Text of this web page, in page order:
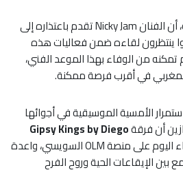
وأوضح المهرجان، في بلاغ له، أن الفنان Nicky Jam تقدم باعتذاره إلى
ينتظرون لقاءه ضمن فعاليات هذه
من الوفاء بهذا الموعد الفني،
في أقرب فرصة ممكنة.
الأمسية الموسيقية في أجوائها
أن فرقةGipsy Kings by Diego
ستحيي حفل مساء اليوم على منصة OLM السويسي، واعدة
بين الإيقاعات الحية وروح الفرح